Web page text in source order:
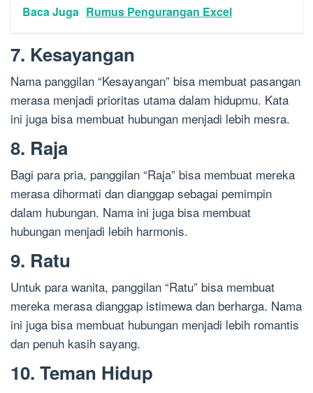
Baca Juga Rumus Pengurangan Excel
7. Kesayangan
Nama panggilan “Kesayangan” bisa membuat pasangan
merasa menjadi prioritas utama dalam hidupmu. Kata
ini juga bisa membuat hubungan menjadi lebih mesra.
8. Raja
Bagi para pria, panggilan “Raja” bisa membuat mereka
merasa dihormati dan dianggap sebagai pemimpin
dalam hubungan. Nama ini juga bisa membuat
hubungan menjadi lebih harmonis.
9. Ratu
Untuk para wanita, panggilan “Ratu” bisa membuat
mereka merasa dianggap istimewa dan berharga. Nama
ini juga bisa membuat hubungan menjadi lebih romantis
dan penuh kasih sayang.
10. Teman Hidup